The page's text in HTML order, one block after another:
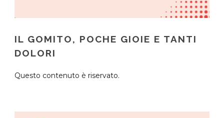
IL GOMITO, POCHE GIOIE E TANTI
DOLORI
Questo contenuto è riservato.